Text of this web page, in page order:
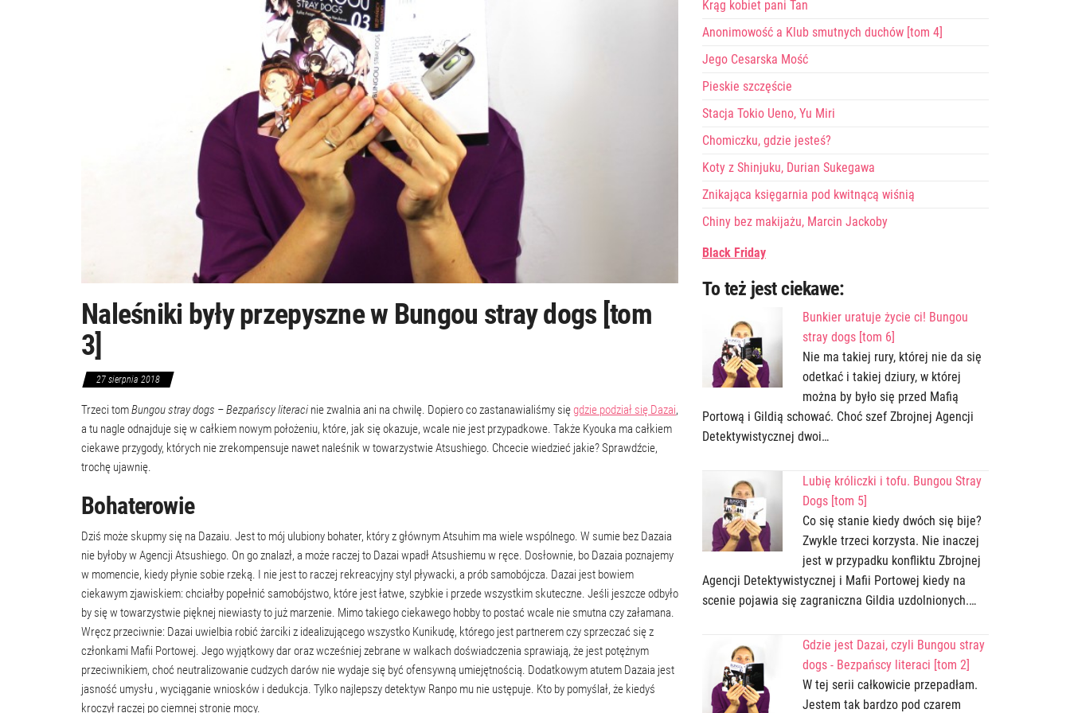
Naleśniki były przepyszne w Bungou stray dogs [tom
3]
27 sierpnia 2018
Trzeci tomBungou stray dogs – Bezpańscy literaci nie zwalnia ani na chwilę. Dopiero co zastanawialiśmy sięgdzie podział się Dazai,
a tu nagle odnajduje się w całkiem nowym położeniu, które, jak się okazuje, wcale nie jest przypadkowe. Także Kyouka ma całkiem
ciekawe przygody, których nie zrekompensuje nawet naleśnik w towarzystwie Atsushiego. Chcecie wiedzieć jakie? Sprawdźcie,
trochę ujawnię.
Bohaterowie
Dziś może skupmy się na Dazaiu. Jest to mój ulubiony bohater, który z głównym Atsuhim ma wiele wspólnego. W sumie bez Dazaia
nie byłoby w Agencji Atsushiego. On go znalazł, a może raczej to Dazai wpadł Atsushiemu w ręce. Dosłownie, bo Dazaia poznajemy
w momencie, kiedy płynie sobie rzeką. I nie jest to raczej rekreacyjny styl pływacki, a prób samobójcza. Dazai jest bowiem
ciekawym zjawiskiem: chciałby popełnić samobójstwo, które jest łatwe, szybkie i przede wszystkim skuteczne. Jeśli jeszcze odbyło
by się w towarzystwie pięknej niewiasty to już marzenie. Mimo takiego ciekawego hobby to postać wcale nie smutna czy załamana.
Wręcz przeciwnie: Dazai uwielbia robić żarciki z idealizującego wszystko Kunikudę, którego jest partnerem czy sprzeczać się z
członkami Mafii Portowej. Jego wyjątkowy dar oraz wcześniej zebrane w walkach doświadczenia sprawiają, że jest potężnym
przeciwnikiem, choć neutralizowanie cudzych darów nie wydaje się być ofensywną umiejętnością. Dodatkowym atutem Dazaia jest
jasność umysłu , wyciąganie wniosków i dedukcja. Tylko najlepszy detektyw Ranpo mu nie ustępuje. Kto by pomyślał, że kiedyś
kroczył raczej po ciemnej stronie mocy.
Krąg kobiet pani Tan
Anonimowość a Klub smutnych duchów [tom 4]
Jego Cesarska Mość
Pieskie szczęście
Stacja Tokio Ueno, Yu Miri
Chomiczku, gdzie jesteś?
Koty z Shinjuku, Durian Sukegawa
Znikająca księgarnia pod kwitnącą wiśnią
Chiny bez makijażu, Marcin Jackoby
Black Friday
To też jest ciekawe:
Bunkier uratuje życie ci! Bungou
stray dogs [tom 6]
Nie ma takiej rury, której nie da się
odetkać i takiej dziury, w której
można by było się przed Mafią
Portową i Gildią schować. Choć szef Zbrojnej Agencji
Detektywistycznej dwoi…
Lubię króliczki i tofu. Bungou Stray
Dogs [tom 5]
Co się stanie kiedy dwóch się bije?
Zwykle trzeci korzysta. Nie inaczej
jest w przypadku konfliktu Zbrojnej
Agencji Detektywistycznej i Mafii Portowej kiedy na
scenie pojawia się zagraniczna Gildia uzdolnionych.…
Gdzie jest Dazai, czyli Bungou stray
dogs - Bezpańscy literaci [tom 2]
W tej serii całkowicie przepadłam.
Jestem tak bardzo pod czarem